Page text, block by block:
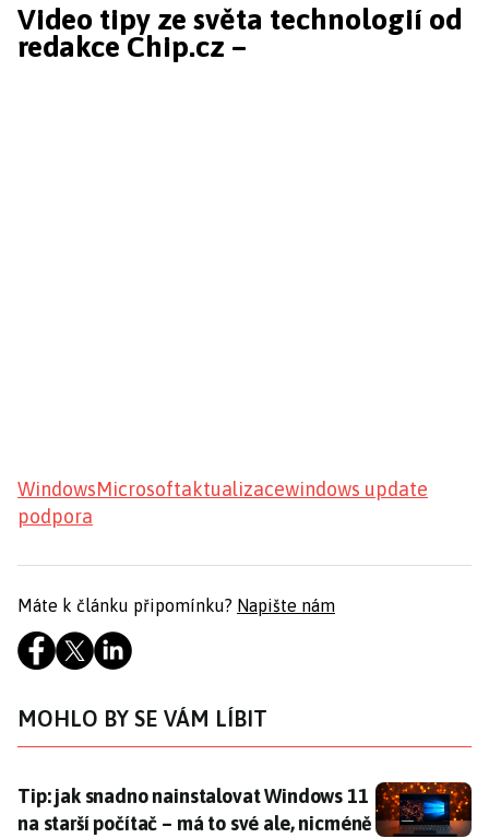
Video tipy ze světa technologií od
redakce Chip.cz –
WindowsMicrosoftaktualizacewindows update
podpora
Máte k článku připomínku? Napište nám
MOHLO BY SE VÁM LÍBIT
Tip: jak snadno nainstalovat Windows 11 na starší
Tip: jak snadno nainstalovat Windows 11
na starší počítač – má to své ale, nicméně